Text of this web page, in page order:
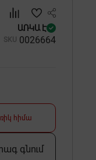
ԱՌԿԱ Է
SKU 0026664
հիմա
գնում